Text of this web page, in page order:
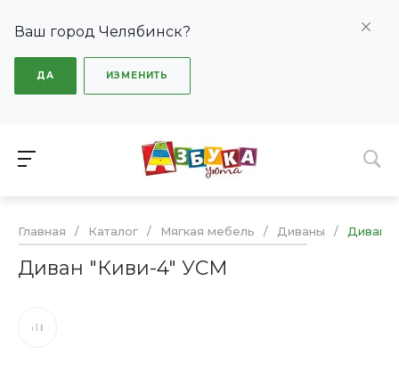
Ваш город Челябинск?
ДА ИЗМЕНИТЬ
Главная / Каталог / Мягкая мебель / Диваны / Диван
Диван "Киви-4" УСМ